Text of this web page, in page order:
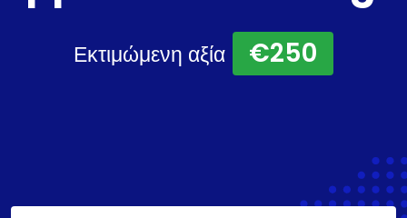
Εκτιμώμενη αξία €250